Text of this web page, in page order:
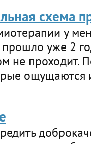
схема
у
уже 2
не проходит.